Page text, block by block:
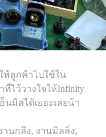
ห้ลูกค้าไปใช้ใน
ไว้วางใจให้Infinity
มิลได้เยอะเลยน้า
นกลึง, งานมิลลิ่ง,